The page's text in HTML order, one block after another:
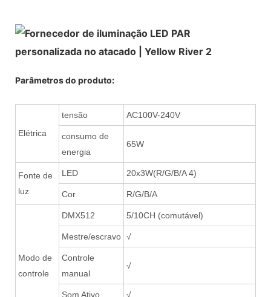
Parâmetros do produto:
Elétrica
tensão AC100V-240V
consumo de
energia
65W
Fonte de
luz
LED 20x3W(R/G/B/A 4)
Cor R/G/B/A
Modo de
controle
DMX512 5/10CH (comutável)
Mestre/escravo √
Controle
manual
√
Som Ativo √